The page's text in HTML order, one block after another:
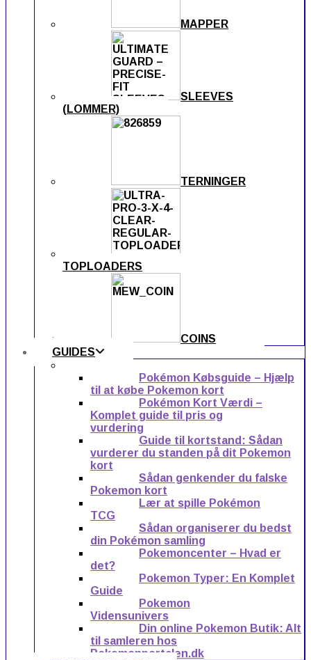
MAPPER
SLEEVES
(LOMMER)
TERNINGER
TOPLOADERS
COINS
GUIDES
Pokémon Købsguide – Hjælp
til at købe Pokemon kort
Pokémon Kort Værdi –
Komplet guide til pris og
vurdering
Guide til kortstand: Sådan
vurderer du standen på dit Pokemon
kort
Sådan genkender du falske
Pokemon kort
Lær at spille Pokémon
TCG
Sådan organiserer du bedst
din Pokémon samling
Pokemoncenter – Hvad er
det?
Pokemon Typer: En Komplet
Guide
Pokemon
Vidensunivers
Din online Pokemon Butik: Alt
til samleren hos
Pokemonportalen.dk